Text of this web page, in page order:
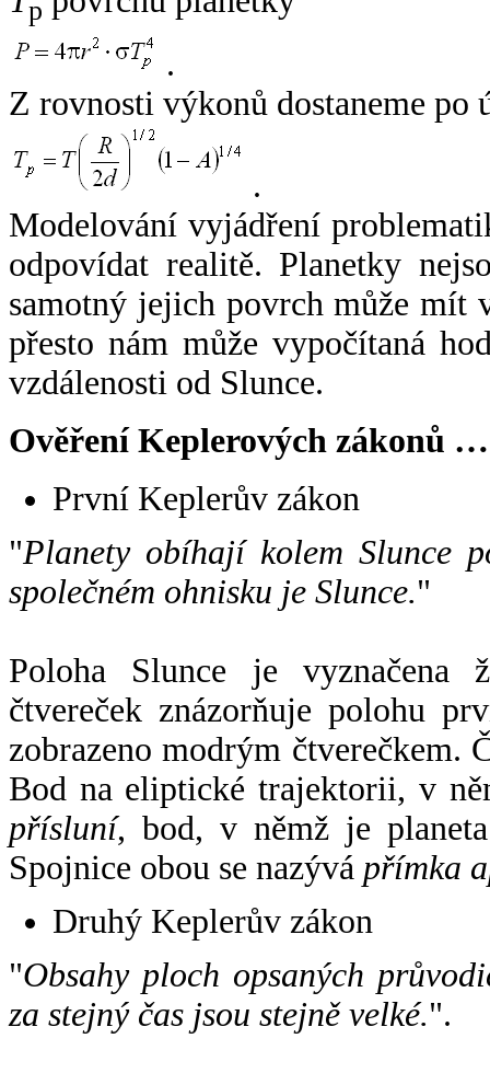
p
.
Z rovnosti výkonů dostaneme po
.
Modelování vyjádření
odpovídat realitě. Planetky
samotný jejich povrch může mít
přesto nám může vypočítaná
vzdálenosti od Slunce.
Ověření Keplerových zákonů …
První Keplerův zákon
"Planety obíhají kolem Slunce
společném ohnisku je Slunce."
Poloha Slunce je vyznačena
čtvereček znázorňuje polohu
zobrazeno modrým čtverečkem.
Bod na eliptické trajektorii, v
přísluní, bod, v němž je
Spojnice obou se nazývá přímka
Druhý Keplerův zákon
"Obsahy ploch opsaných
za stejný čas jsou stejně velké.".